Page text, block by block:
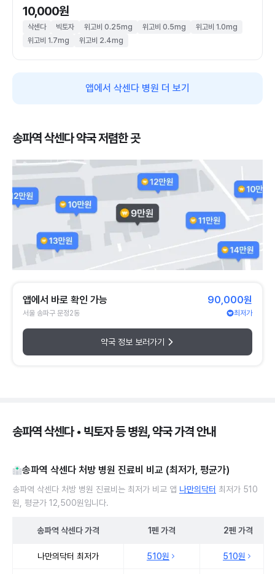
10,000원
삭센다 빅토자 위고비 0.25mg 위고비 0.5mg
위고비 1.0mg
위고비 1.7mg
위고비 2.4mg
앱에서 삭센다 병원 더 보기
송파역 삭센다 약국 저렴한 곳
앱에서 바로 확인 가능
서울 송파구 문정2동
90,000원
최저가
약국 정보 보러가기
송파역 삭센다 • 빅토자 등 병원, 약국 가격 안내
송파역 삭센다 처방 병원 진료비 비교 (최저가, 평균가)
송파역 삭센다 처방 병원 진료비는 최저가 비교 앱 나만의닥터 최저가 510
원, 평균가 12,500원입니다.
송파역 삭센다가격 1펜 가격 2펜 가격
나만의닥터 최저가 510원 510원